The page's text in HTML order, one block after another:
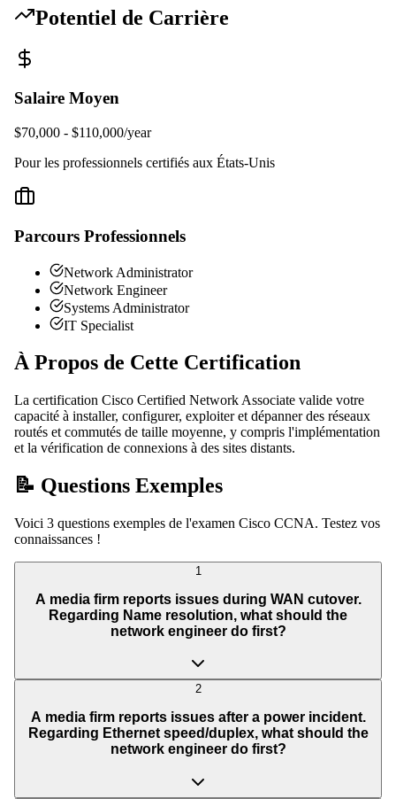
Potentiel de Carrière
Salaire Moyen
$70,000 - $110,000/year
Pour les professionnels certifiés aux États-Unis
Parcours Professionnels
Network Administrator
Network Engineer
Systems Administrator
IT Specialist
À Propos de Cette Certification
La certification Cisco Certified Network Associate valide votre
capacité à installer, configurer, exploiter et dépanner des réseaux
routés et commutés de taille moyenne, y compris l'implémentation
et la vérification de connexions à des sites distants.
📝 Questions Exemples
Voici 3 questions exemples de l'examen Cisco CCNA. Testez vos
connaissances !
1
A media firm reports issues during WAN cutover.
Regarding Name resolution, what should the
network engineer do first?
2
A media firm reports issues after a power incident.
Regarding Ethernet speed/duplex, what should the
network engineer do first?